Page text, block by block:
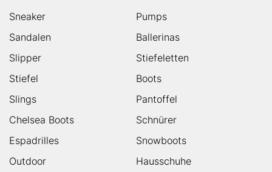
Sneaker
Pumps
Sandalen
Ballerinas
Slipper
Stiefeletten
Stiefel
Boots
Slings
Pantoffel
Chelsea Boots
Schnürer
Espadrilles
Snowboots
Outdoor
Hausschuhe